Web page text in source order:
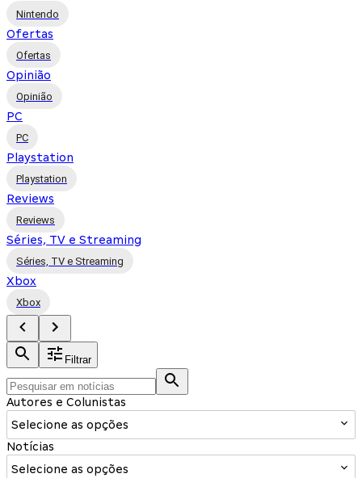
Nintendo
Ofertas
Ofertas
Opinião
Opinião
PC
PC
Playstation
Playstation
Reviews
Reviews
Séries, TV e Streaming
Séries, TV e Streaming
Xbox
Xbox
Filtrar
Autores e Colunistas
Selecione as opções
Notícias
Selecione as opções